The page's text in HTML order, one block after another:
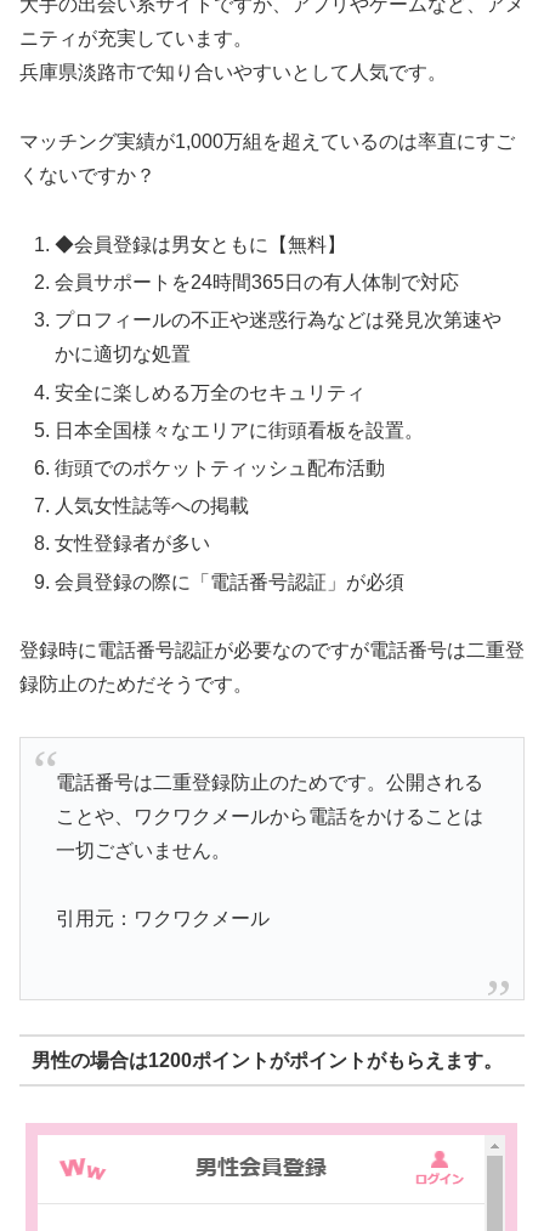
大手の出会い系サイトですが、アプリやゲームなど、アメ
ニティが充実しています。
兵庫県淡路市で知り合いやすいとして人気です。
マッチング実績が1,000万組を超えているのは率直にすご
くないですか？
◆会員登録は男女ともに【無料】
会員サポートを24時間365日の有人体制で対応
プロフィールの不正や迷惑行為などは発見次第速や
かに適切な処置
安全に楽しめる万全のセキュリティ
日本全国様々なエリアに街頭看板を設置。
街頭でのポケットティッシュ配布活動
人気女性誌等への掲載
女性登録者が多い
会員登録の際に「電話番号認証」が必須
登録時に電話番号認証が必要なのですが電話番号は二重登
録防止のためだそうです。
電話番号は二重登録防止のためです。公開される
ことや、ワクワクメールから電話をかけることは
一切ございません。
引用元：ワクワクメール
男性の場合は1200ポイントがポイントがもらえます。